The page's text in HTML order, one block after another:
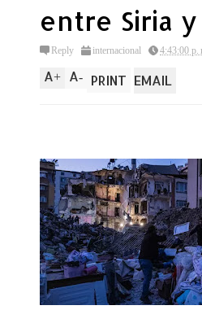
entre Siria
Reply internacional 4:43:00 p.
A+ A- PRINT EMAIL